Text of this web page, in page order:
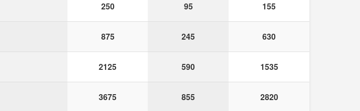
250 95 155
875 245 630
2125 590 1535
3675 855 2820